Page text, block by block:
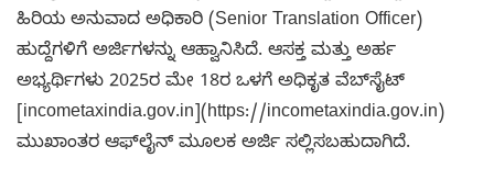
ಹಿರಿಯ ಅನುವಾದ ಅಧಿಕಾರಿ (Senior Translation Officer)
ಹುದ್ದೆಗಳಿಗೆ ಅರ್ಜಿಗಳನ್ನು ಆಹ್ವಾನಿಸಿದೆ. ಆಸಕ್ತ ಮತ್ತು ಅರ್ಹ
ಅಭ್ಯರ್ಥಿಗಳು 2025ರ ಮೇ 18ರ ಒಳಗೆ ಅಧಿಕೃತ ವೆಬ್‌ಸೈಟ್
[incometaxindia.gov.in](https://incometaxindia.gov.in)
ಮುಖಾಂತರ ಆಫ್‌ಲೈನ್ ಮೂಲಕ ಅರ್ಜಿ ಸಲ್ಲಿಸಬಹುದಾಗಿದೆ.